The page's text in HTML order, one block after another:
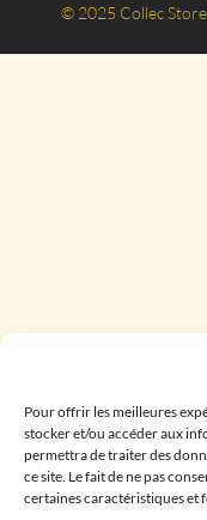
Pour offrir les meilleures
stocker et/ou accéder aux
permettra de traiter des
ce site. Le fait de ne pas
certaines caractéristiques et
© 2025 Collec